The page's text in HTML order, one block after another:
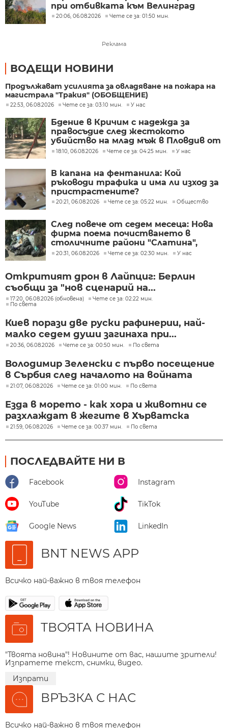
при отбивката към Велинград
20:06, 06.08.2026 Чете се за: 01:50 мин.
Реклама
ВОДЕЩИ НОВИНИ
Продължават усилията за овладяване на пожара на
магистрала "Тракия" (ОБОБЩЕНИЕ)
22:53, 06.08.2026 Чете се за: 03:10 мин. У нас
Бдение в Кричим с надежда за
правосъдие след жестокото
убийство на млад мъж в Пловдив от
тийнейджъри
18:10, 06.08.2026 Чете се за: 04:25 мин. У нас
В капана на фентанила: Кой
ръководи трафика и има ли изход за
пристрастените?
20:21, 06.08.2026 Чете се за: 05:22 мин. Общество
След повече от седем месеца: Нова
фирма поема почистването в
столичните райони "Слатина",
"Подуяне" и "Изгрев"
20:31, 06.08.2026 Чете се за: 02:30 мин. У нас
Откритият дрон в Лайпциг: Берлин
съобщи за "нов сценарий на...
17:20, 06.08.2026 (обновена)
Чете се за: 02:22 мин.
По света
Киев порази две руски рафинерии, най-
малко седем души загинаха при...
20:36, 06.08.2026 Чете се за: 00:50 мин. По света
Володимир Зеленски с първо посещение
в Сърбия след началото на войната
21:07, 06.08.2026 Чете се за: 01:00 мин. По света
Езда в морето - как хора и животни се
разхлаждат в жегите в Хърватска
21:59, 06.08.2026 Чете се за: 00:37 мин. По света
ПОСЛЕДВАЙТЕ НИ В
Facebook Instagram
YouTube TikTok
Google News LinkedIn
BNT NEWS APP
Всичко най-важно в твоя телефон
ТВОЯТА НОВИНА
"Твоята новина"! Новините от вас, нашите зрители!
Изпратете текст, снимки, видео.
Изпрати
ВРЪЗКА С НАС
Всичко най-важно в твоя телефон